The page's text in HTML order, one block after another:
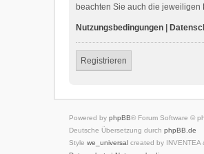
beachten Sie auch die
Nutzungsbedingungen
Registrieren
Powered byphpBB® Forum Software ©
Deutsche Übersetzung durchphpBB.de
Stylewe_universal created by INVENTEA